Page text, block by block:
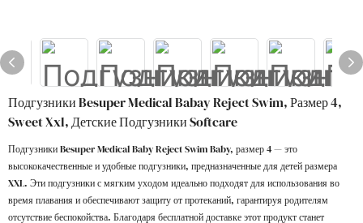
Подгузники Besuper Medical Babay Reject Swim, Размер 4,
Sweet Xxl, Детские Подгузники Softcare
Подгузники Besuper Medical Baby Reject Swim Baby, размер 4 — это
высококачественные и удобные подгузники, предназначенные для детей размера
XXL. Эти подгузники с мягким уходом идеально подходят для использования во
время плавания и обеспечивают защиту от протеканий, гарантируя родителям
отсутствие беспокойства. Благодаря бесплатной доставке этот продукт станет